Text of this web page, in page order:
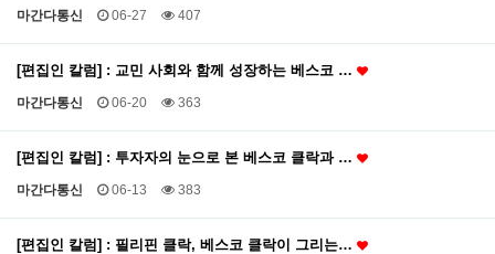
마간다통신 06-27 407
[편집인 칼럼] : 교민 사회와 함께 성장하는 베스코 …
마간다통신 06-20 363
[편집인 칼럼] : 투자자의 눈으로 본 베스코 클락과 …
마간다통신 06-13 383
[편집인 칼럼] : 필리핀 클락, 베스코 클락이 그리는…